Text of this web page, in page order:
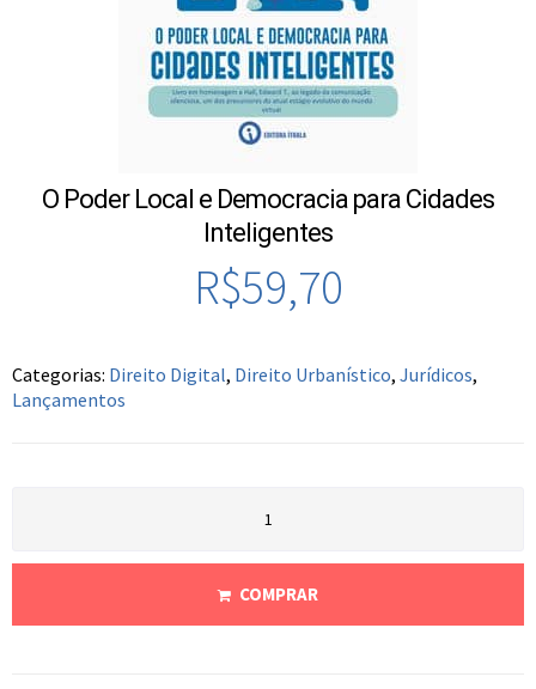
O Poder Local e Democracia para Cidades
Inteligentes
R$59,70
Categorias: Direito Digital, Direito Urbanístico, Jurídicos,
Lançamentos
COMPRAR